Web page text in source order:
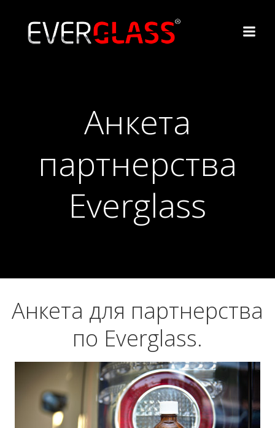
к
содержимому
Анкета
партнерства
Everglass
Анкета для партнерства
по Everglass.